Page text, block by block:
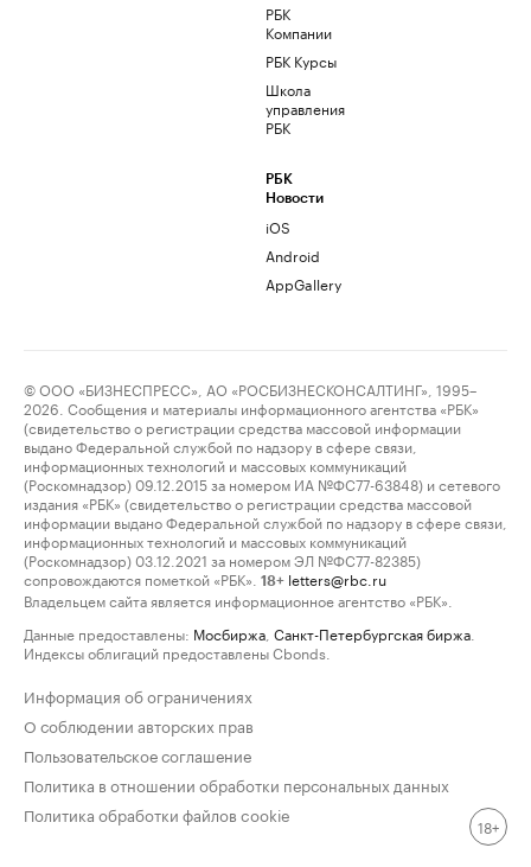
РБК
Компании
РБК Курсы
Школа
управления
РБК
РБК
Новости
iOS
Android
AppGallery
© ООО «БИЗНЕСПРЕСС», АО «РОСБИЗНЕСКОНСАЛТИНГ», 1995–
2026. Сообщения и материалы информационного агентства «РБК»
(свидетельство о регистрации средства массовой информации
выдано Федеральной службой по надзору в сфере связи,
информационных технологий и массовых коммуникаций
(Роскомнадзор) 09.12.2015 за номером ИА №ФС77-63848) и сетевого
издания «РБК» (свидетельство о регистрации средства массовой
информации выдано Федеральной службой по надзору в сфере связи,
информационных технологий и массовых коммуникаций
(Роскомнадзор) 03.12.2021 за номером ЭЛ №ФС77-82385)
сопровождаются пометкой «РБК».
18+ letters@rbc.ru
Владельцем сайта является информационное агентство «РБК».
Данные предоставлены: Мосбиржа Санкт-Петербургская биржа
Индексы облигаций предоставлены Cbonds.
Информация об ограничениях
О соблюдении авторских прав
Пользовательское соглашение
Политика в отношении обработки персональных данных
Политика обработки файлов cookie
18+